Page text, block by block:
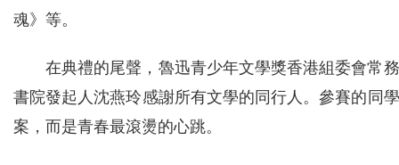
魂》等。
在典禮的尾聲，魯迅青少年文學獎香港組委會常
書院發起人沈燕玲感謝所有文學的同行人。參賽的同
案，而是青春最滾燙的心跳。